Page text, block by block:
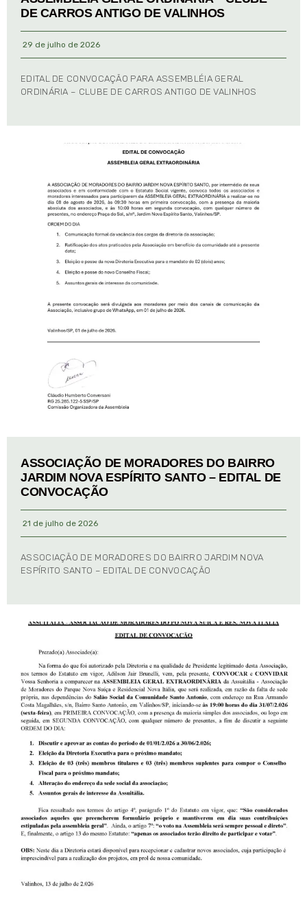
DE CARROS ANTIGO DE VALINHOS
29 de julho de 2026
EDITAL DE CONVOCAÇÃO PARA ASSEMBLÉIA GERAL
ORDINÁRIA – CLUBE DE CARROS ANTIGO DE VALINHOS
ASSOCIAÇÃO DE MORADORES DO BAIRRO
JARDIM NOVA ESPÍRITO SANTO – EDITAL DE
CONVOCAÇÃO
21 de julho de 2026
ASSOCIAÇÃO DE MORADORES DO BAIRRO JARDIM NOVA
ESPÍRITO SANTO – EDITAL DE CONVOCAÇÃO